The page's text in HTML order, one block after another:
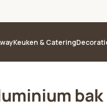
Keuken & Catering